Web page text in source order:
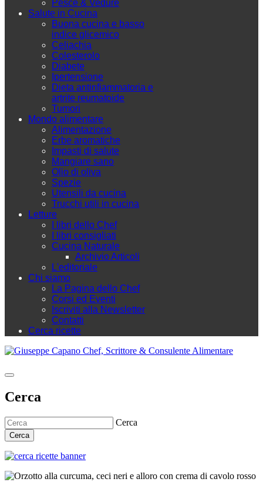
Pesce & Vedure
Salute in Cucina
Buona cucina e basso
indice glicemico
Celiachia
Colesterolo
Diabete
Ipertensione
Dieta antinfiammatoria e
artrite reumatoide
Tumori
Mondo alimentare
Alimentazione
Erbe aromatiche
Impasti di salute
Mangiare sano
Olio di oliva
Spezie
Utensili da cucina
Trucchi utili in cucina
Letture
I libri dello Chef
I libri consigliati
Cucina Naturale
Archivio Articoli
L'editoriale
Chi siamo
La Pagina dello Chef
Corsi ed Eventi
Iscriviti alla Newsletter
Contatti
Cerca ricette
Cerca
Cerca
Cerca